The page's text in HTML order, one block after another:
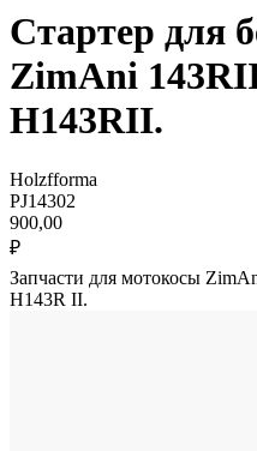
Стартер для
ZimAni
H143RII.
Holzfforma
PJ14302
900,00
₽
Запчасти для мотокосы
H143R II.